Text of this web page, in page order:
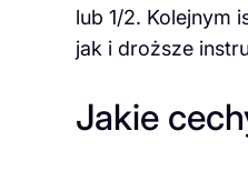
lub 1/2. Kolejnym
jak i droższe
Jakie